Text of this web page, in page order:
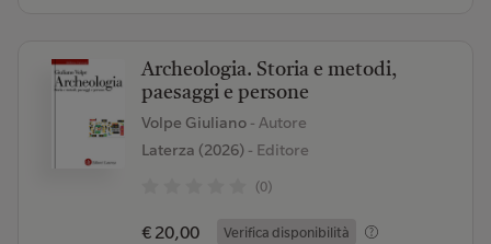
Archeologia. Storia e metodi,
paesaggi e persone
Volpe Giuliano - Autore
Laterza (2026)- Editore
(0)
€ 20,00 Verifica disponibilità